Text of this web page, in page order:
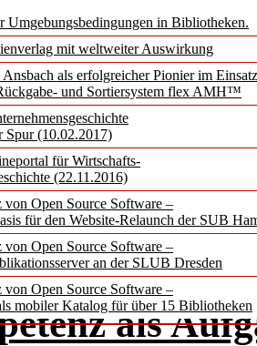
Umgebungsbedingungen in Bibliotheken.
mit weltweiter Auswirkung
als erfolgreicher Pionier im
und Sortiersystem flex AMH™
Spur (10.02.2017)
für Wirtschafts-
(22.11.2016)
Open Source Software –
für den Website-Relaunch der SUB
Open Source Software –
an der SLUB Dresden
Open Source Software –
mobiler Katalog für über 15 Bibliotheken
und – was
fehlt – die
Das Fazit:
kreativ und
an die
als